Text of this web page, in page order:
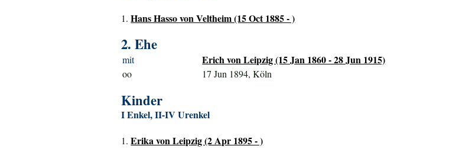
1.Hans Hasso von Veltheim (15 Oct 1885 - )
2. Ehe
mit Erich von Leipzig (15 Jan 1860 - 28 Jun 1915)
oo 17 Jun 1894, Köln
Kinder
I Enkel, II-IV Urenkel
1.Erika von Leipzig (2 Apr 1895 - )